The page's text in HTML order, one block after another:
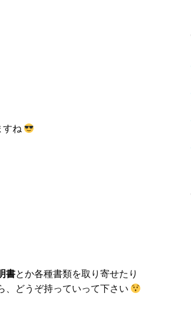
すね
書とか各種書類を取り寄せたり
、どうぞ持っていって下さい